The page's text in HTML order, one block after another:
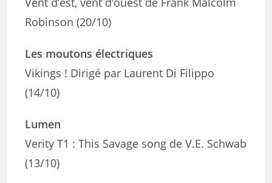
Robinson (20/10)
Les moutons électriques
Vikings ! Dirigé par Laurent Di Filippo
(14/10)
Lumen
Verity T1 : This Savage song de V.E. Schwab
(13/10)